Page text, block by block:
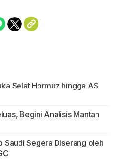
Selat Hormuz hingga AS
Begini Analisis Mantan
Saudi Segera Diserang oleh